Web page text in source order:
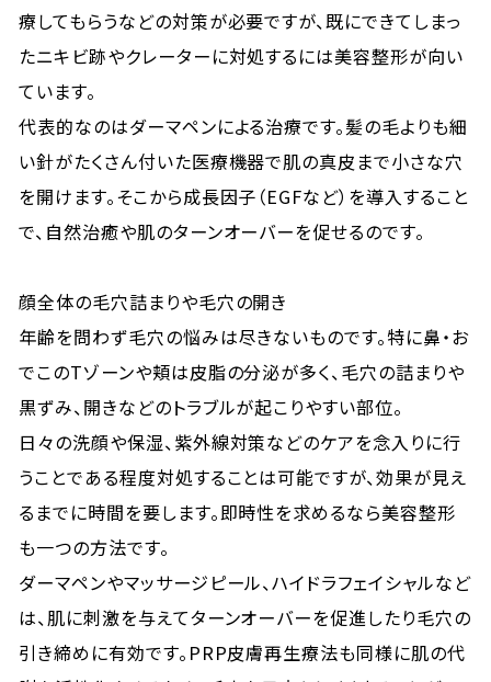
療してもらうなどの対策が必要ですが、既にできてしまっ
たニキビ跡やクレーターに対処するには美容整形が向い
ています。
代表的なのはダーマペンによる治療です。髪の毛よりも細
い針がたくさん付いた医療機器で肌の真皮まで小さな穴
を開けます。そこから成長因子（EGFなど）を導入すること
で、自然治癒や肌のターンオーバーを促せるのです。
顔全体の毛穴詰まりや毛穴の開き
年齢を問わず毛穴の悩みは尽きないものです。特に鼻・お
でこのTゾーンや頬は皮脂の分泌が多く、毛穴の詰まりや
黒ずみ、開きなどのトラブルが起こりやすい部位。
日々の洗顔や保湿、紫外線対策などのケアを念入りに行
うことである程度対処することは可能ですが、効果が見え
るまでに時間を要します。即時性を求めるなら美容整形
も一つの方法です。
ダーマペンやマッサージピール、ハイドラフェイシャルなど
は、肌に刺激を与えてターンオーバーを促進したり毛穴の
引き締めに有効です。PRP皮膚再生療法も同様に肌の代